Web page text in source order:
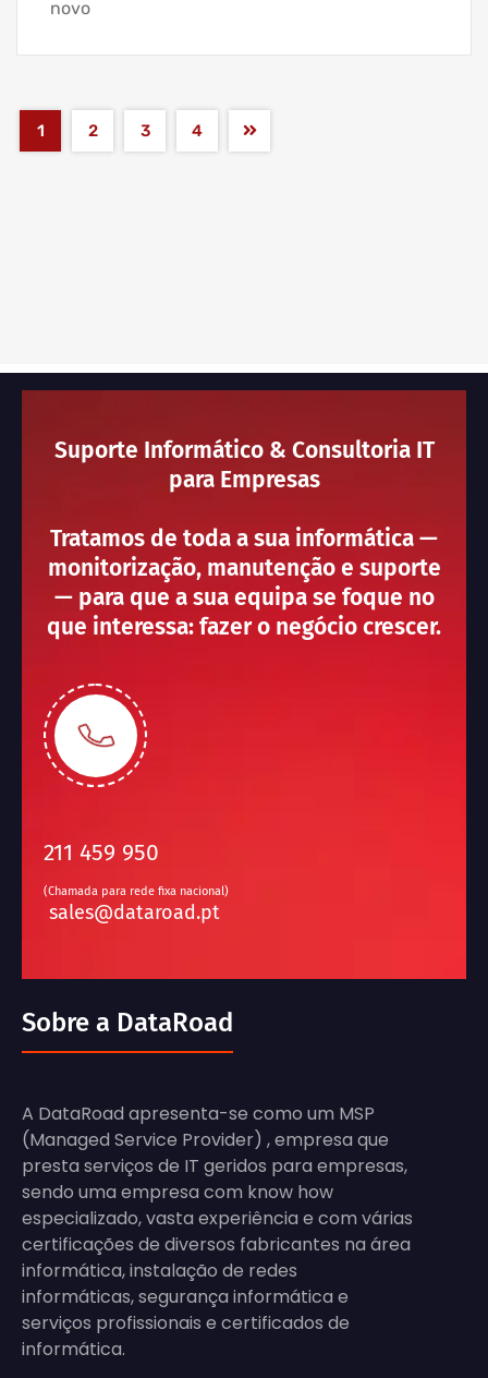
novo
1 2 3 4
Suporte Informático & Consultoria IT
para Empresas
Tratamos de toda a sua informática —
monitorização, manutenção e suporte
— para que a sua equipa se foque no
que interessa: fazer o negócio crescer.
211 459 950
(Chamada para rede fixa nacional)
sales@dataroad.pt
Sobre a DataRoad
A DataRoad apresenta-se como um MSP
(Managed Service Provider) , empresa que
presta serviços de IT geridos para empresas,
sendo uma empresa com know how
especializado, vasta experiência e com várias
certificações de diversos fabricantes na área
informática, instalação de redes
informáticas, segurança informática e
serviços profissionais e certificados de
informática.